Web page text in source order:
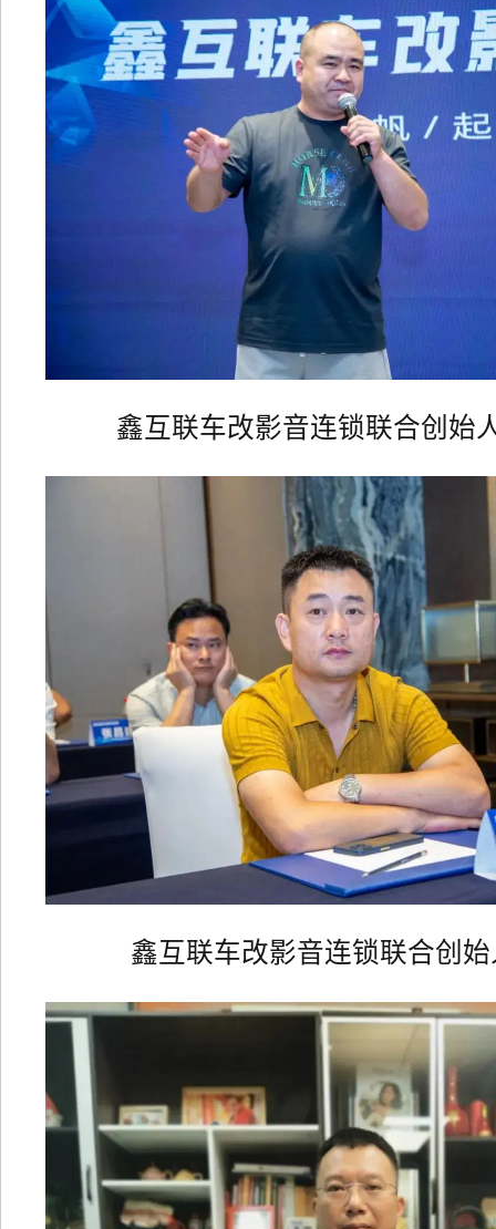
鑫互联车改影音连锁联合创始
鑫互联车改影音连锁联合创